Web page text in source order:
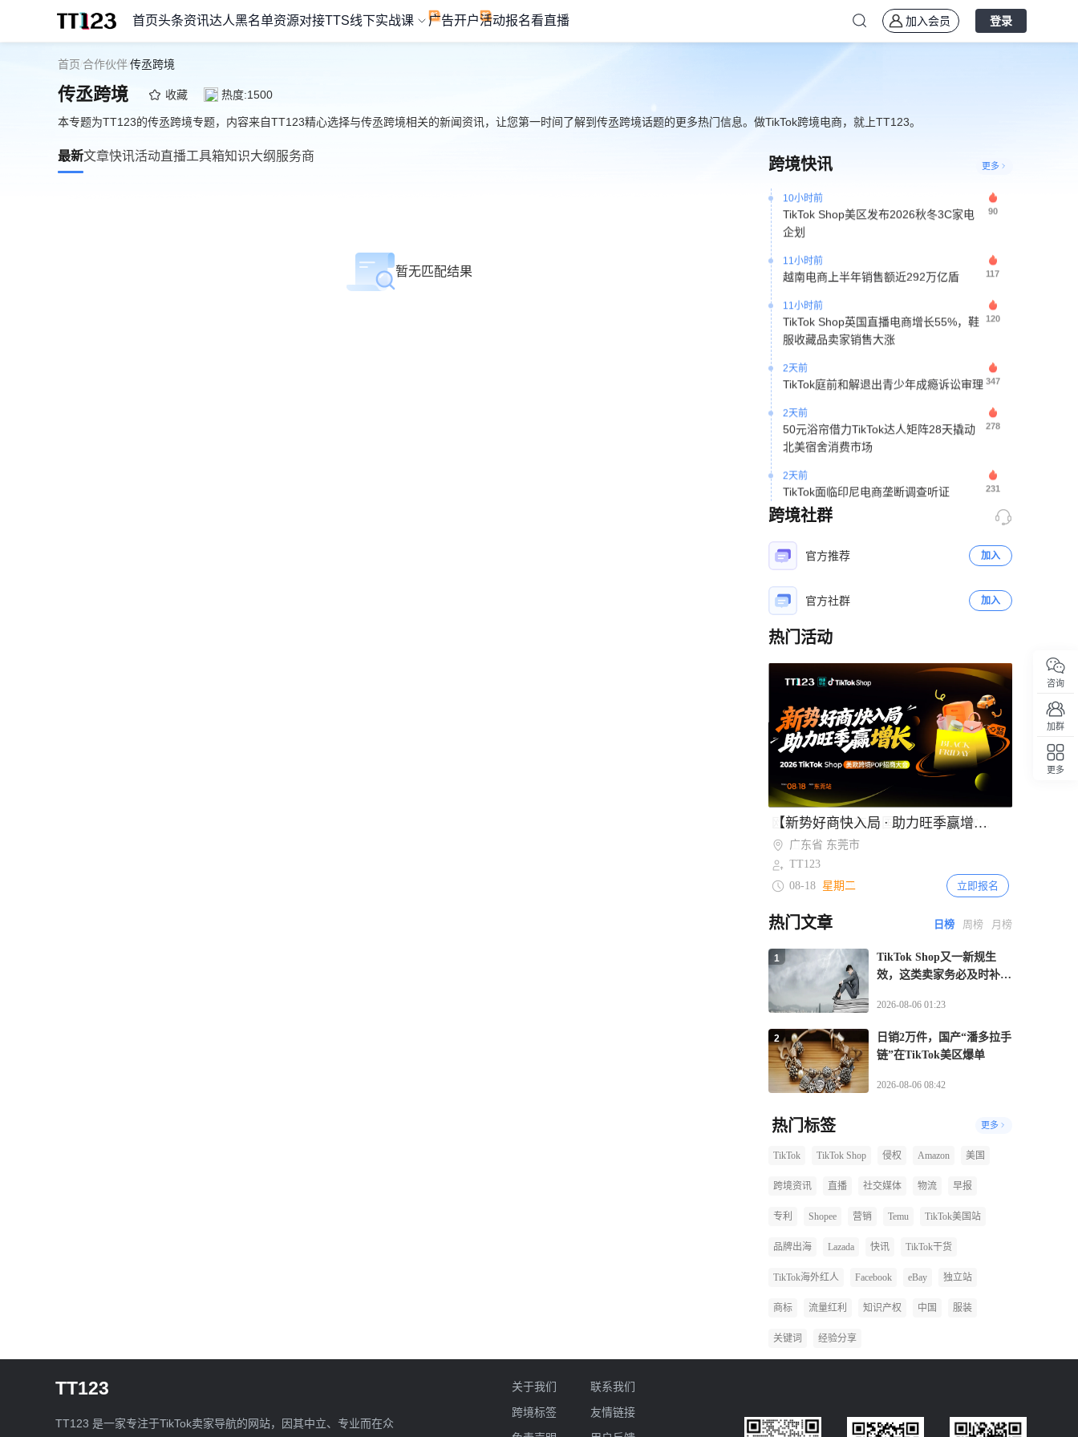
首页头条资讯达人黑名单资源对接TTS线下实战课 广告开户活动报名看直播 加入会员 登录
首页 合作伙伴传丞跨境
传丞跨境 收藏 热度:1500
本专题为TT123的传丞跨境专题，内容来自TT123精心选择与传丞跨境相关的新闻资讯，让您第一时间了解到传丞跨境话题的更多热门信息。做TikTok跨境电商，就上TT123。
最新文章快讯活动直播工具箱知识大纲 服务商
暂无匹配结果
跨境快讯 更多
TikTok Shop越南市场份额升至41% 主动
搜索GMV同比增长55%
40
6小时前
者使用
TikTok Shop美区发布2026秋冬3C家电
企划
90
越南电商上半年销售额近292万亿盾 117
TikTok Shop英国直播电商增长55%，鞋
服收藏品卖家销售大涨
120
TikTok庭前和解退出青少年成瘾诉讼审理 347
50元浴帘借力TikTok达人矩阵28天撬动
北美宿舍消费市场
278
TikTok面临印尼电商垄断调查听证 231
2天前
印尼税局加强多店铺经营监管 合并核算
收入判定免税资格
181
2天前
俄罗斯跨境电商占比仅3.4% 财政部拟
2027年起实施阶梯式征税
2天前
规模预计达2153亿美元
越南电商法实施直播监管新规 2027年起
平台须电子核验卖家与主播身份
215
跨境社群
官方推荐 加入
官方社群 加入
热门活动
Item
of
2
【新势好商快入局 · 助力旺季赢增长】TikTok Shop美欧跨境POP招商大会·东莞站
广东省 东莞市
TT123
08-18 星期二 立即报名
热门文章 日榜 周榜 月榜
TikTok Shop又一新规生
效，这类卖家务必及时补齐
2026-08-06 01:23
1
日销2万件，国产“潘多拉手
链”在TikTok美区爆单
2026-08-06 08:42
2
热门标签 更多
TikTok TikTok Shop 侵权 Amazon 美国
跨境资讯 直播 社交媒体 物流 早报
专利 Shopee 营销 Temu TikTok美国站
品牌出海 Lazada 快讯 TikTok干货
TikTok海外红人 Facebook eBay 独立站
商标 流量红利 知识产权 中国 服装
关键词 经验分享
TT123
TT123 是一家专注于TikTok卖家导航的网站，因其中立、专业而在众
关于我们
联系我们
跨境标签
友情链接
咨询
加群
更多